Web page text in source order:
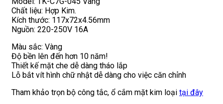
Chất liệu: Hợp Kim.
Kích thước: 117x72x4.56mm
Nguồn: 220-250V 16A
Màu sắc: Vàng
Độ bền lên đến hơn 10 năm!
Thiết kế mặt che dễ dàng tháo lắp
Lỗ bắt vít hình chữ nhật dễ dàng cho việc căn chỉnh
Tham khảo trọn bộ công tắc, ổ cắm mặt kim loại tại đây